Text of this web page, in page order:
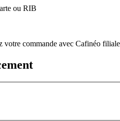
ou RIB
votre commande avec Cafinéo